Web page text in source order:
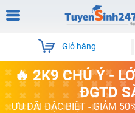
Giỏ hàng
🔥 2K9 CHÚ Ý -
ĐGTD
ƯU ĐÃI ĐẶC BIỆT - GIẢM